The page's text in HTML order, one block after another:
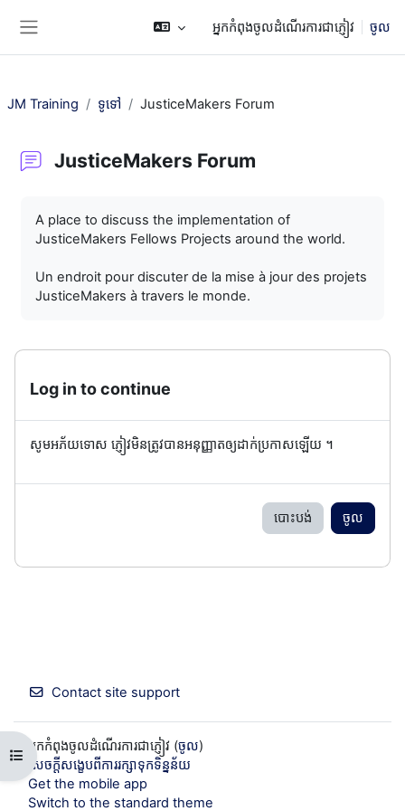
អ្នកកំពុងចូលដំណើរការជាភ្ញៀវ ចូល
Open course index
JM Training ទូទៅ JusticeMakers Forum
JusticeMakers Forum
A place to discuss the implementation of
JusticeMakers Fellows Projects around the world.
Un endroit pour discuter de la mise à jour des projets
JusticeMakers à travers le monde.
Log in to continue
សូមអភ័យទោស ភ្ញៀវមិនត្រូវបានអនុញ្ញាតឲ្យដាក់ប្រកាសឡើយ ។
បោះបង់ ចូល
Contact site support
អ្នកកំពុងចូលដំណើរការជាភ្ញៀវ (ចូល)
សេចក្តីសង្ខេបពីការរក្សាទុកទិន្នន័យ
Get the mobile app
Switch to the standard theme